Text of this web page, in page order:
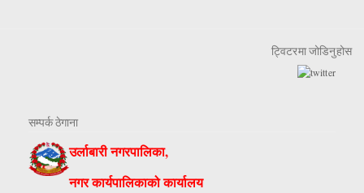
ट्विटरमा जोडिनुहोस
सम्पर्क ठेगाना
उर्लाबारी नगरपालिका,
नगर कार्यपालिकाको कार्यालय